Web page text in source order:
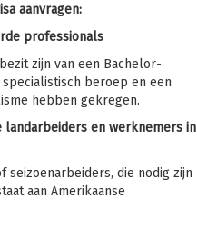
aanvragen:
professionals
zijn van een Bachelor-
beroep en een
hebben gekregen.
landarbeiders en werknemers in
seizoenarbeiders, die nodig zijn
aan Amerikaanse